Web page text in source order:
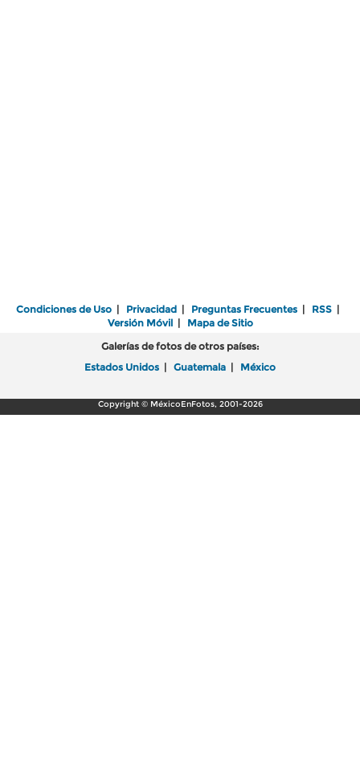
Condiciones de Uso | Privacidad | Preguntas Frecuentes | RSS |
Versión Móvil| Mapa de Sitio
Galerías de fotos de otros países:
Estados Unidos | Guatemala | México
Copyright © MéxicoEnFotos, 2001-2026